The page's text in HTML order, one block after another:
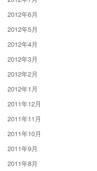
2012年6月
2012年5月
2012年4月
2012年3月
2012年2月
2012年1月
2011年12月
2011年11月
2011年10月
2011年9月
2011年8月